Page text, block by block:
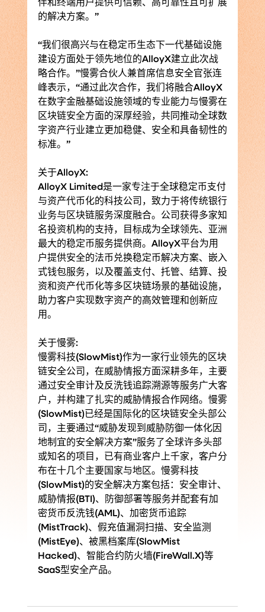
伴和终端用户提供可信赖、高可靠性且可扩展
的解决方案。”
“我们很高兴与在稳定币生态下一代基础设施
建设方面处于领先地位的AlloyX建立此次战
略合作。”慢雾合伙人兼首席信息安全官张连
峰表示，“通过此次合作，我们将融合AlloyX
在数字金融基础设施领域的专业能力与慢雾在
区块链安全方面的深厚经验，共同推动全球数
字资产行业建立更加稳健、安全和具备韧性的
标准。”
关于AlloyX:
AlloyX Limited是一家专注于全球稳定币支付
与资产代币化的科技公司，致力于将传统银行
业务与区块链服务深度融合。公司获得多家知
名投资机构的支持，目标成为全球领先、亚洲
最大的稳定币服务提供商。AlloyX平台为用
户提供安全的法币兑换稳定币解决方案、嵌入
式钱包服务，以及覆盖支付、托管、结算、投
资和资产代币化等多区块链场景的基础设施，
助力客户实现数字资产的高效管理和创新应
用。
关于慢雾:
慢雾科技(SlowMist)作为一家行业领先的区块
链安全公司，在威胁情报方面深耕多年，主要
通过安全审计及反洗钱追踪溯源等服务广大客
户，并构建了扎实的威胁情报合作网络。慢雾
(SlowMist)已经是国际化的区块链安全头部公
司，主要通过“威胁发现到威胁防御一体化因
地制宜的安全解决方案”服务了全球许多头部
或知名的项目，已有商业客户上千家，客户分
布在十几个主要国家与地区。慢雾科技
(SlowMist)的安全解决方案包括：安全审计、
威胁情报(BTI)、防御部署等服务并配套有加
密货币反洗钱(AML)、加密货币追踪
(MistTrack)、假充值漏洞扫描、安全监测
(MistEye)、被黑档案库(SlowMist
Hacked)、智能合约防火墙(FireWall.X)等
SaaS型安全产品。